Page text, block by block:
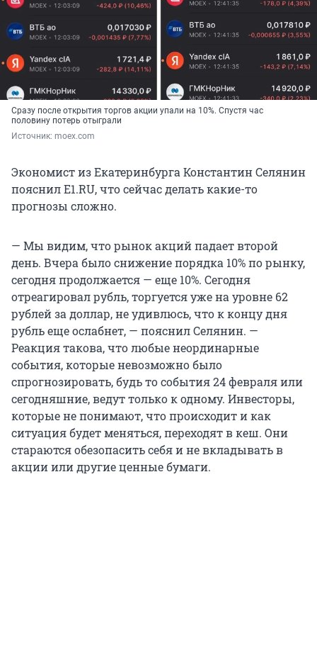
Сразу после открытия торгов акции упали на 10%. Спустя час
половину потерь отыграли
Источник: moex.com
Экономист из Екатеринбурга Константин Селянин
пояснил E1.RU, что сейчас делать какие-то
прогнозы сложно.
— Мы видим, что рынок акций падает второй
день. Вчера было снижение порядка 10% по рынку,
сегодня продолжается — еще 10%. Сегодня
отреагировал рубль, торгуется уже на уровне 62
рублей за доллар, не удивлюсь, что к концу дня
рубль еще ослабнет, — пояснил Селянин. —
Реакция такова, что любые неординарные
события, которые невозможно было
спрогнозировать, будь то события 24 февраля или
сегодняшние, ведут только к одному. Инвесторы,
которые не понимают, что происходит и как
ситуация будет меняться, переходят в кеш. Они
стараются обезопасить себя и не вкладывать в
акции или другие ценные бумаги.